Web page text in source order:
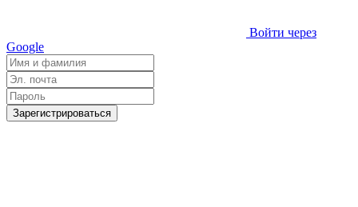
Войти через
Google
Зарегистрироваться